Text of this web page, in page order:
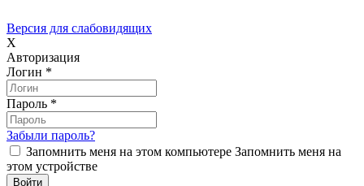
Версия для слабовидящих
X
Авторизация
Логин *
Пароль *
Забыли пароль?
Запомнить меня на этом компьютере Запомнить меня на
этом устройстве